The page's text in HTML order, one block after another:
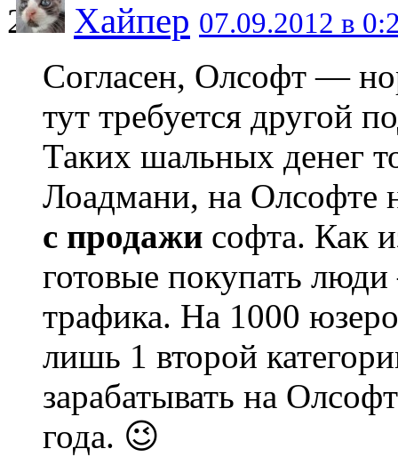
Хайпер 07.09.2012 в
Согласен, Олсофт —
тут требуется другой
Таких шальных денег
Лоадмани, на Олсофте
с продажи софта. Как
готовые покупать
трафика. На 1000
лишь 1 второй
зарабатывать на
года. 😉